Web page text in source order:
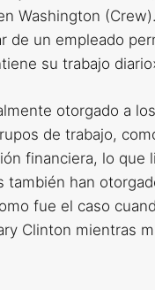
Washington
de un empleado
su trabajo
otorgado a
de trabajo,
financiera, lo que
han
fue el caso
Clinton mientras